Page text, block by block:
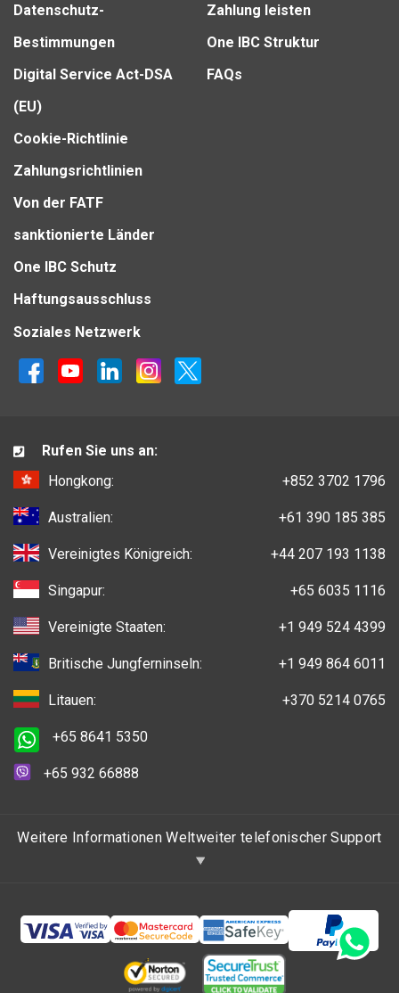
Datenschutz-
Bestimmungen
Digital Service Act-DSA
(EU)
Cookie-Richtlinie
Zahlungsrichtlinien
Von der FATF
sanktionierte Länder
One IBC Schutz
Haftungsausschluss
Zahlung leisten
One IBC Struktur
FAQs
Soziales Netzwerk
Rufen Sie uns an:
Hongkong:
+852 3702 1796
Australien: +61 390 185 385
Vereinigtes Königreich: +44 207 193 1138
Singapur: +65 6035 1116
Vereinigte Staaten: +1 949 524 4399
Britische Jungferninseln: +1 949 864 6011
Litauen: +370 5214 0765
+65 8641 5350
+65 932 66888
Weitere Informationen Weltweiter telefonischer Support